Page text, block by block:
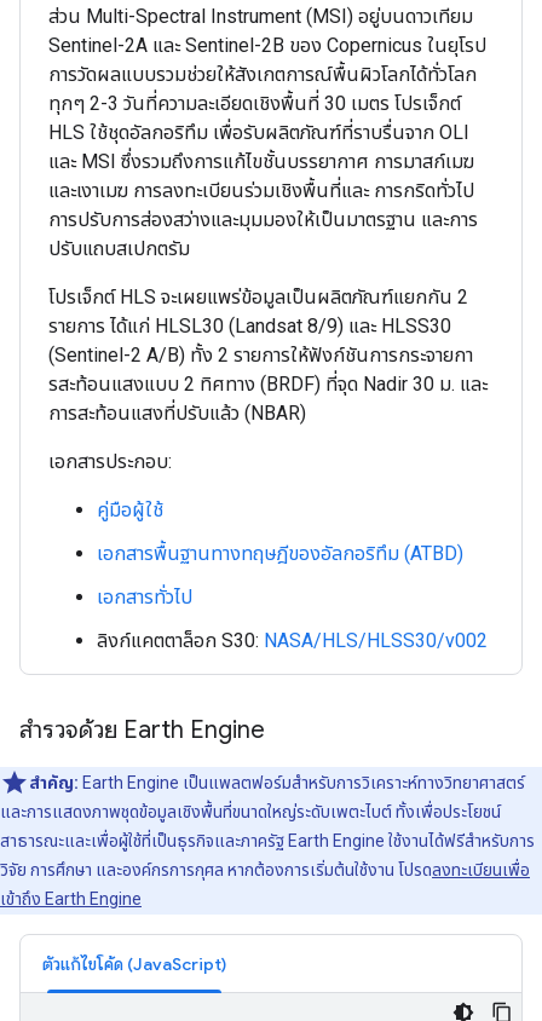
ส่วน Multi-Spectral Instrument (MSI) อยู่บนดาวเทียม
Sentinel-2A และ Sentinel-2B ของ Copernicus ในยุโรป
การวัดผลแบบรวมช่วยให้สังเกตการณ์พื้นผิวโลกได้ทั่วโลก
ทุกๆ 2-3 วันที่ความละเอียดเชิงพื้นที่ 30 เมตร โปรเจ็กต์
HLS ใช้ชุดอัลกอริทึม เพื่อรับผลิตภัณฑ์ที่ราบรื่นจาก OLI
และ MSI ซึ่งรวมถึงการแก้ไขชั้นบรรยากาศ การมาสก์เมฆ
และเงาเมฆ การลงทะเบียนร่วมเชิงพื้นที่และ การกริดทั่วไป
การปรับการส่องสว่างและมุมมองให้เป็นมาตรฐาน และการ
ปรับแถบสเปกตรัม
โปรเจ็กต์ HLS จะเผยแพร่ข้อมูลเป็นผลิตภัณฑ์แยกกัน 2
รายการ ได้แก่ HLSL30 (Landsat 8/9) และ HLSS30
(Sentinel-2 A/B) ทั้ง 2 รายการให้ฟังก์ชันการกระจายกา
รสะท้อนแสงแบบ 2 ทิศทาง (BRDF) ที่จุด Nadir 30 ม. และ
การสะท้อนแสงที่ปรับแล้ว (NBAR)
เอกสารประกอบ:
คู่มือผู้ใช้
เอกสารพื้นฐานทางทฤษฎีของอัลกอริทึม (ATBD)
เอกสารทั่วไป
ลิงก์แคตตาล็อก S30: NASA/HLS/HLSS30/v002
สำรวจด้วย Earth Engine
สำคัญ: Earth Engine เป็นแพลตฟอร์มสําหรับการวิเคราะห์ทางวิทยาศาสตร์
และการแสดงภาพชุดข้อมูลเชิงพื้นที่ขนาดใหญ่ระดับเพตะไบต์ ทั้งเพื่อประโยชน์
สาธารณะและเพื่อผู้ใช้ที่เป็นธุรกิจและภาครัฐ Earth Engine ใช้งานได้ฟรีสำหรับการ
วิจัย การศึกษา และองค์กรการกุศล หากต้องการเริ่มต้นใช้งาน โปรดลงทะเบียนเพื่อ
เข้าถึง Earth Engine
ตัวแก้ไขโค้ด (JavaScript)